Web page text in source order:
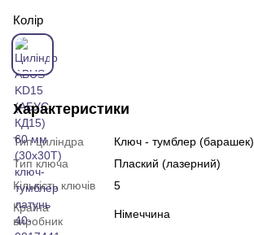
Колір
Характеристики
Тип циліндра
Ключ - тумблер (барашек)
Тип ключа
Плаский (лазерний)
Кількість ключів
5
Країна
виробник
Німеччина